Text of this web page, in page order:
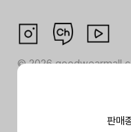
판매
©2026